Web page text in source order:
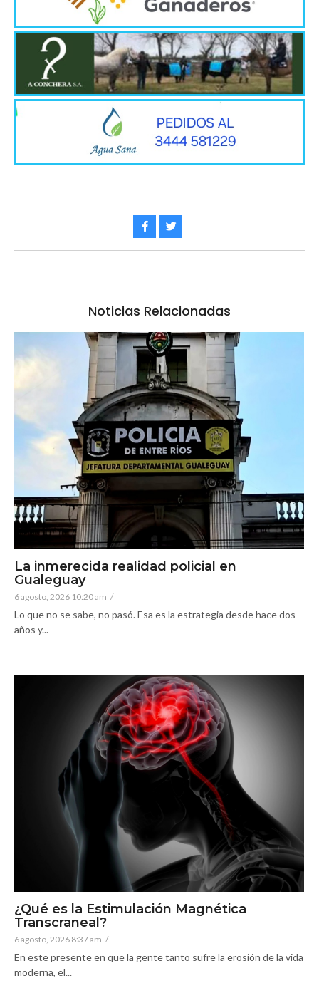
Noticias Relacionadas
La inmerecida realidad policial en
Gualeguay
6 agosto, 2026 10:20 am /
Lo que no se sabe, no pasó. Esa es la estrategia desde hace dos
años y...
¿Qué es la Estimulación Magnética
Transcraneal?
6 agosto, 2026 8:37 am /
En este presente en que la gente tanto sufre la erosión de la vida
moderna, el...